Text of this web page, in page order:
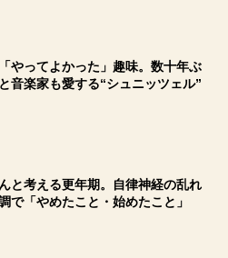
やってよかった」趣味。数十年ぶ
音楽家も愛する“シュニッツェル”
と考える更年期。自律神経の乱れ
で「やめたこと・始めたこと」